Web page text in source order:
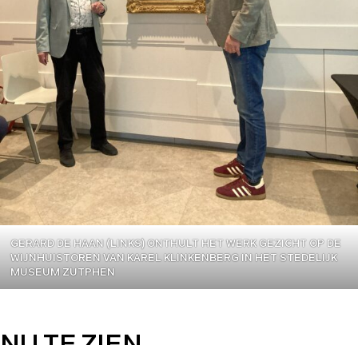
GERARD DE HAAN (LINKS) ONTHULT HET WERK GEZICHT OP DE
WIJNHUISTOREN VAN KAREL KLINKENBERG IN HET STEDELIJK
MUSEUM ZUTPHEN